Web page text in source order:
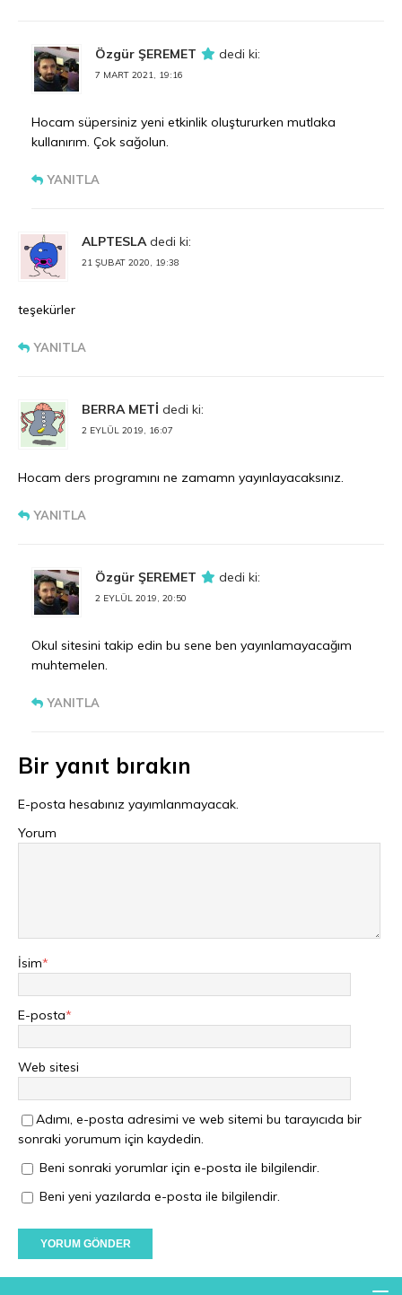
Özgür ŞEREMET dedi ki:
7 MART 2021, 19:16
Hocam süpersiniz yeni etkinlik oluştururken mutlaka
kullanırım. Çok sağolun.
YANITLA
ALPTESLA dedi ki:
21 ŞUBAT 2020, 19:38
teşekürler
YANITLA
BERRA METİ dedi ki:
2 EYLÜL 2019, 16:07
Hocam ders programını ne zamamn yayınlayacaksınız.
YANITLA
Özgür ŞEREMET dedi ki:
2 EYLÜL 2019, 20:50
Okul sitesini takip edin bu sene ben yayınlamayacağım
muhtemelen.
YANITLA
Bir yanıt bırakın
E-posta hesabınız yayımlanmayacak.
Yorum
İsim*
E-posta*
Web sitesi
Adımı, e-posta adresimi ve web sitemi bu tarayıcıda bir
sonraki yorumum için kaydedin.
Beni sonraki yorumlar için e-posta ile bilgilendir.
Beni yeni yazılarda e-posta ile bilgilendir.